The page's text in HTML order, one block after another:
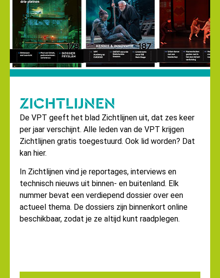
ZICHTLIJNEN
De VPT geeft het blad Zichtlijnen uit, dat zes keer
per jaar verschijnt. Alle leden van de VPT krijgen
Zichtlijnen gratis toegestuurd. Ook lid worden? Dat
kan hier.
In Zichtlijnen vind je reportages, interviews en
technisch nieuws uit binnen- en buitenland. Elk
nummer bevat een verdiepend dossier over een
actueel thema. De dossiers zijn binnenkort online
beschikbaar, zodat je ze altijd kunt raadplegen.